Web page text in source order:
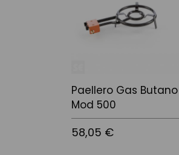
Paellero Gas Butano
Mod 500
58,05 €